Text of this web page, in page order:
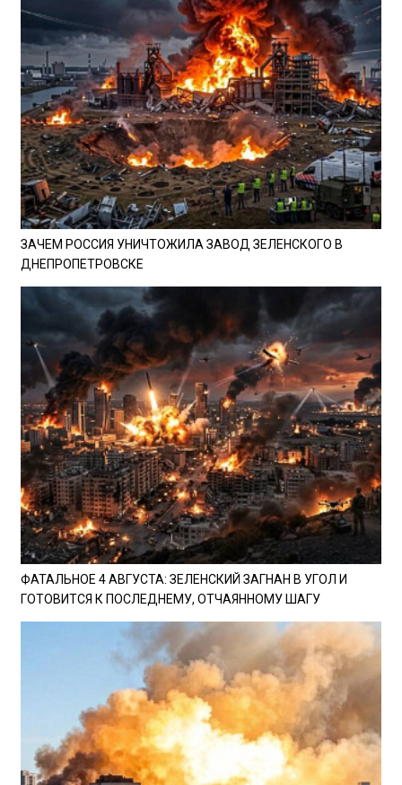
ЗАЧЕМ РОССИЯ УНИЧТОЖИЛА ЗАВОД ЗЕЛЕНСКОГО В
ДНЕПРОПЕТРОВСКЕ
ФАТАЛЬНОЕ 4 АВГУСТА: ЗЕЛЕНСКИЙ ЗАГНАН В УГОЛ И
ГОТОВИТСЯ К ПОСЛЕДНЕМУ, ОТЧАЯННОМУ ШАГУ